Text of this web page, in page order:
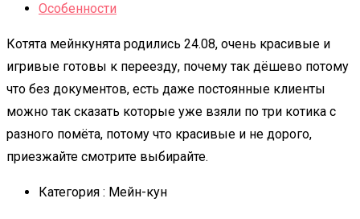
Особенности
Котята мейнкунята родились 24.08, очень красивые и
игривые готовы к переезду, почему так дёшево потому
что без документов, есть даже постоянные клиенты
можно так сказать которые уже взяли по три котика с
разного помёта, потому что красивые и не дорого,
приезжайте смотрите выбирайте.
Категория : Мейн-кун